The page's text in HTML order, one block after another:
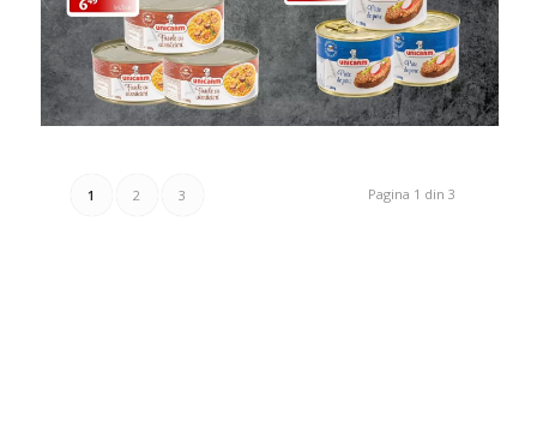
Pagina 1 din 3
1 2 3